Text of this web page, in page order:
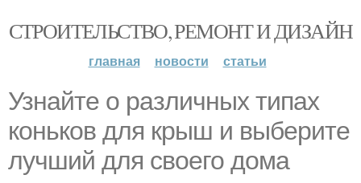
СТРОИТЕЛЬСТВО, РЕМОНТ И ДИЗАЙН
главная новости статьи
Узнайте о различных типах
коньков для крыш и выберите
лучший для своего дома